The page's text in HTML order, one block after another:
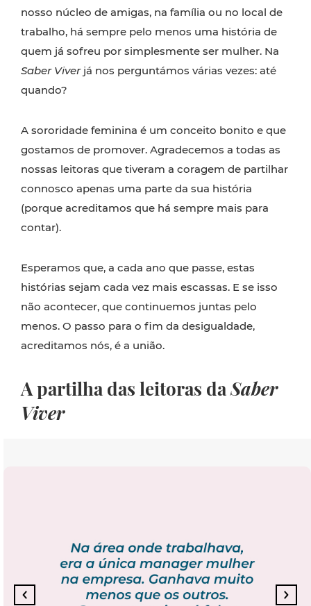
nosso núcleo de amigas, na família ou no local de
trabalho, há sempre pelo menos uma história de
quem já sofreu por simplesmente ser mulher. Na
Saber Viverjá nos perguntámos várias vezes: até
quando?
A sororidade feminina é um conceito bonito e que
gostamos de promover. Agradecemos a todas as
nossas leitoras que tiveram a coragem de partilhar
connosco apenas uma parte da sua história
(porque acreditamos que há sempre mais para
contar).
Esperamos que, a cada ano que passe, estas
histórias sejam cada vez mais escassas. E se isso
não acontecer, que continuemos juntas pelo
menos. O passo para o fim da desigualdade,
acreditamos nós, é a união.
A partilha das leitoras daSaber
Viver